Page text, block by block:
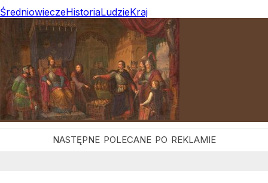
ŚredniowieczeHistoriaLudzieKraj